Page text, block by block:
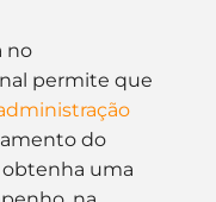
no
permite que
do
uma